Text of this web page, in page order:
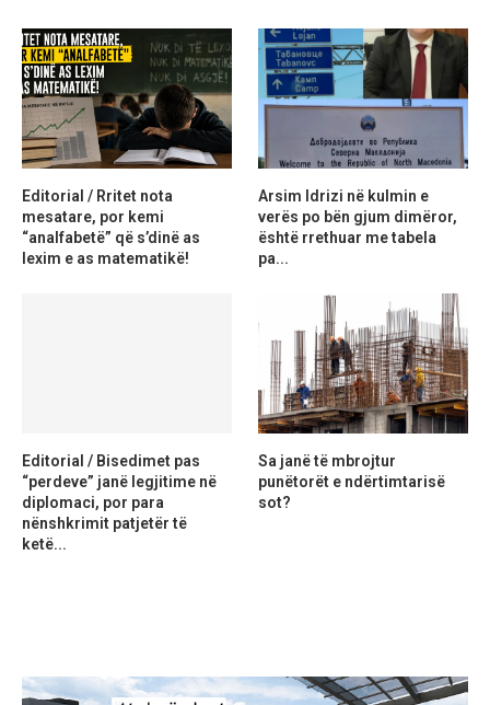
Editorial / Rritet nota
mesatare, por kemi
“analfabetë” që s’dinë as
lexim e as matematikë!
Arsim Idrizi në kulmin e
verës po bën gjum dimëror,
është rrethuar me tabela
pa...
Editorial / Bisedimet pas
“perdeve” janë legjitime në
diplomaci, por para
nënshkrimit patjetër të
ketë...
Sa janë të mbrojtur
punëtorët e ndërtimtarisë
sot?